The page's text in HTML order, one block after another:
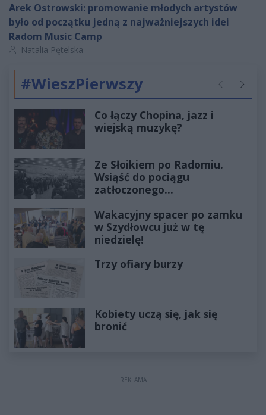
Arek Ostrowski: promowanie młodych artystów
było od początku jedną z najważniejszych idei
Radom Music Camp
Autor artykułu:
Natalia Pętelska
#WieszPierwszy Poprzednie
Co łączy Chopina, jazz i
wiejską muzykę?
Ze Słoikiem po Radomiu.
Wsiąść do pociągu
zatłoczonego...
Wakacyjny spacer po zamku
w Szydłowcu już w tę
niedzielę!
Trzy ofiary burzy
Kobiety uczą się, jak się
bronić
REKLAMA